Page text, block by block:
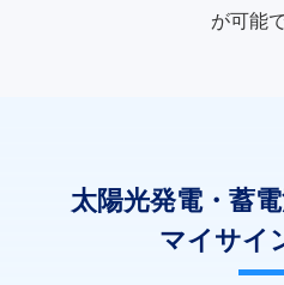
が可能
太陽光発電・蓄
マイサイ